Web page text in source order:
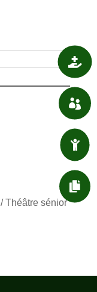




Théâtre sénior